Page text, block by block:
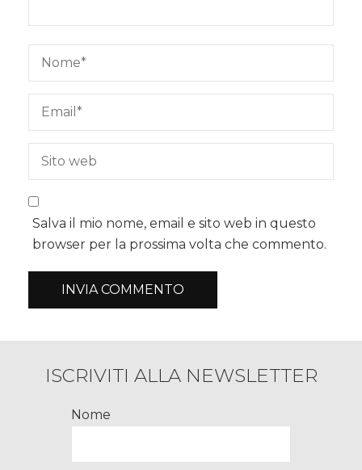
Salva il mio nome, email e sito web in questo
browser per la prossima volta che commento.
ISCRIVITI ALLA NEWSLETTER
Nome